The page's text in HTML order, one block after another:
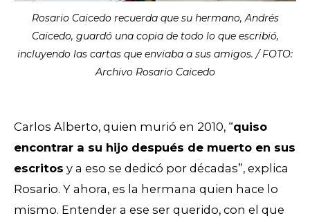
Rosario Caicedo recuerda que su hermano, Andrés
Caicedo, guardó una copia de todo lo que escribió,
incluyendo las cartas que enviaba a sus amigos. / FOTO:
Archivo Rosario Caicedo
Carlos Alberto, quien murió en 2010, “quiso
encontrar a su hijo después de muerto en sus
escritos y a eso se dedicó por décadas”, explica
Rosario. Y ahora, es la hermana quien hace lo
mismo. Entender a ese ser querido, con el que